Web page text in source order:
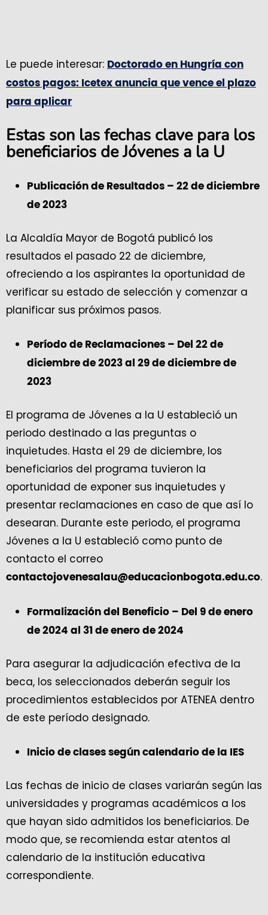
Le puede interesar: Doctorado en Hungría con
costos pagos: Icetex anuncia que vence el plazo
para aplicar
Estas son las fechas clave para los
beneficiarios de Jóvenes a la U
Publicación de Resultados – 22 de diciembre
de 2023
La Alcaldía Mayor de Bogotá publicó los
resultados el pasado 22 de diciembre,
ofreciendo a los aspirantes la oportunidad de
verificar su estado de selección y comenzar a
planificar sus próximos pasos.
Período de Reclamaciones – Del 22 de
diciembre de 2023 al 29 de diciembre de
2023
El programa de Jóvenes a la U estableció un
periodo destinado a las preguntas o
inquietudes. Hasta el 29 de diciembre, los
beneficiarios del programa tuvieron la
oportunidad de exponer sus inquietudes y
presentar reclamaciones en caso de que así lo
desearan. Durante este periodo, el programa
Jóvenes a la U estableció como punto de
contacto el correo
contactojovenesalau@educacionbogota.edu.co.
Formalización del Beneficio – Del 9 de enero
de 2024 al 31 de enero de 2024
Para asegurar la adjudicación efectiva de la
beca, los seleccionados deberán seguir los
procedimientos establecidos por ATENEA dentro
de este período designado.
Inicio de clases según calendario de la IES
Las fechas de inicio de clases variarán según las
universidades y programas académicos a los
que hayan sido admitidos los beneficiarios. De
modo que, se recomienda estar atentos al
calendario de la institución educativa
correspondiente.